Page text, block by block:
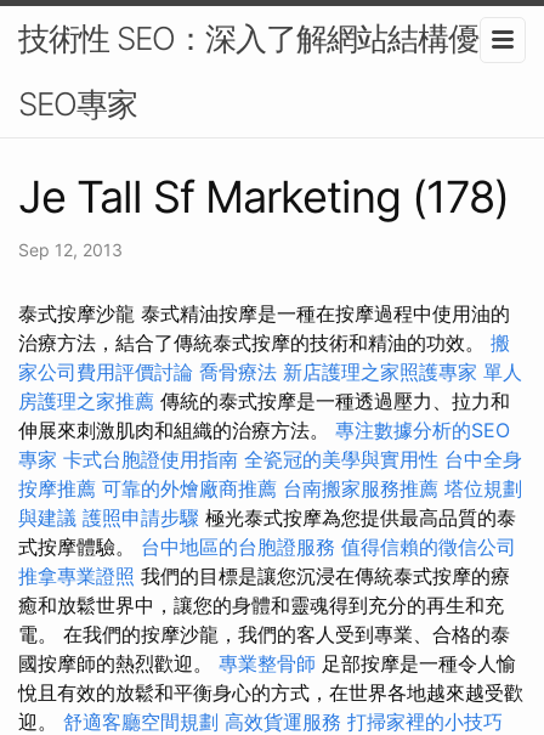
技術性 SEO：深入了解網站結構優化-
SEO專家
Je Tall Sf Marketing (178)
Sep 12, 2013
泰式按摩沙龍 泰式精油按摩是一種在按摩過程中使用油的
治療方法，結合了傳統泰式按摩的技術和精油的功效。 搬
家公司費用評價討論 喬骨療法 新店護理之家照護專家 單人
房護理之家推薦 傳統的泰式按摩是一種透過壓力、拉力和
伸展來刺激肌肉和組織的治療方法。 專注數據分析的SEO
專家 卡式台胞證使用指南 全瓷冠的美學與實用性 台中全身
按摩推薦 可靠的外燴廠商推薦 台南搬家服務推薦 塔位規劃
與建議 護照申請步驟 極光泰式按摩為您提供最高品質的泰
式按摩體驗。 台中地區的台胞證服務 值得信賴的徵信公司
推拿專業證照 我們的目標是讓您沉浸在傳統泰式按摩的療
癒和放鬆世界中，讓您的身體和靈魂得到充分的再生和充
電。 在我們的按摩沙龍，我們的客人受到專業、合格的泰
國按摩師的熱烈歡迎。 專業整骨師 足部按摩是一種令人愉
悅且有效的放鬆和平衡身心的方式，在世界各地越來越受歡
迎。 舒適客廳空間規劃 高效貨運服務 打掃家裡的小技巧